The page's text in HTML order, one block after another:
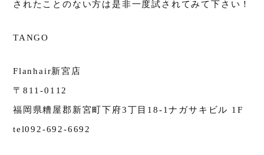
されたことのない方は是非一度試されてみて下さい！
TANGO
Flanhair新宮店
〒811-0112
福岡県糟屋郡新宮町下府3丁目18-1ナガサキビル 1F
tel092-692-6692